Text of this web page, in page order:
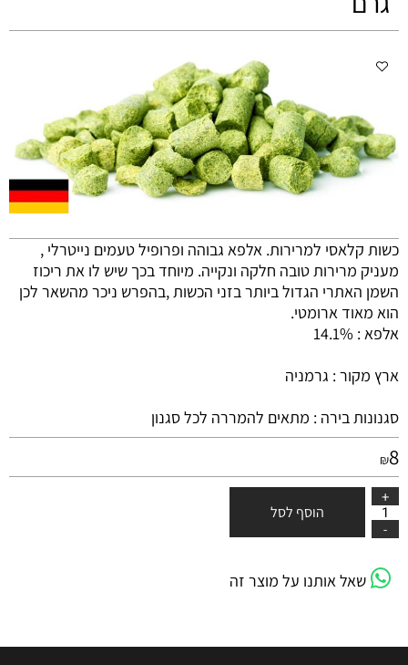
כשות קלאסי למרירות. אלפא גבוהה ופרופיל טעמים נייטרלי ,
מעניק מרירות טובה חלקה ונקייה. מיוחד בכך שיש לו את ריכוז
השמן האתרי הגדול ביותר בזני הכשות ,בהפרש ניכר מהשאר לכן
הוא מאוד ארומטי.
אלפא : 14.1%
ארץ מקור : גרמניה
סגנונות בירה : מתאים להמררה לכל סגנון
₪8
הוסף לסל
שאל אותנו על מוצר זה